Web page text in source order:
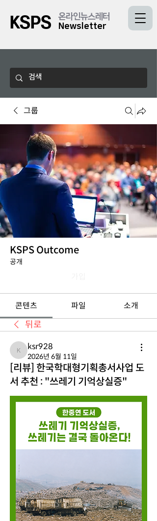
KSPS
온라인뉴스레터
Newsletter
그룹
KSPS Outcome
공개
콘텐츠 파일 소개
뒤로
ksr928
ksr928
2026년 6월 11일
[리뷰] 한국학대형기획총서사업 도
서 추천 : "쓰레기 기억상실증"